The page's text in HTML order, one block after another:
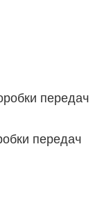
передач
передач